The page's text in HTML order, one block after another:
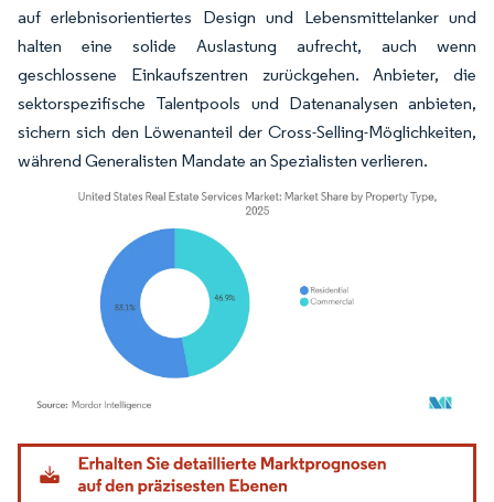
auf erlebnisorientiertes Design und Lebensmittelanker und
halten eine solide Auslastung aufrecht, auch wenn
geschlossene Einkaufszentren zurückgehen. Anbieter, die
sektorspezifische Talentpools und Datenanalysen anbieten,
sichern sich den Löwenanteil der Cross-Selling-Möglichkeiten,
während Generalisten Mandate an Spezialisten verlieren.
Bild © Mordor Intelligence. Wiederverwendung erfordert Namensnennung gemäß